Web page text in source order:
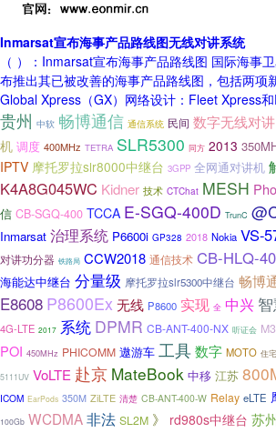
Inmarsat宣布海事产品路线图无线对讲系统
（ ）：Inmarsat宣布海事产品路线图 国际海事
布推出其已被改善的海事产品路线图，包括两项
Global Xpress（GX）网络设计：Fleet Xpress
贵州 中软 畅博通信 通信系统 民间 数字无线对讲
机 调度 400MHz TETRA SLR5300 同方 2013
IPTV 摩托罗拉slr8000中继台 3GPP 全网通对讲机
K4A8G045WC Kidner 技术 CTChat MESH
信 CB-SGQ-400 TCCA E-SGQ-400D TrunC
Inmarsat 治理系统 P6600i GP328 2018 Nokia VS-
对讲功分器 铁路局 CCW2018 通信技术 CB-HLQ-
海能达中继台 分量级 摩托罗拉slr5300中继台 畅博
E8608 P8600Ex 无线 P8600 实现 全 中兴
4G-LTE 2017 系统 DPMR CB-ANT-400-NX 听证会
POI 450MHz PHICOMM 遨游车 工具数字 MOTO 住
5111UV VoLTE 赴京 MateBook 中移 江苏
ICOM EarPods 350M ZiLTE 清楚 CB-ANT-400-W Relay eLTE
100Gb WCDMA非法 SL2M 》 rd980s中继台 苏